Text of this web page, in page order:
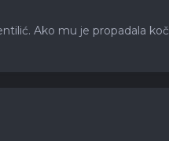
Ako mu je propadala